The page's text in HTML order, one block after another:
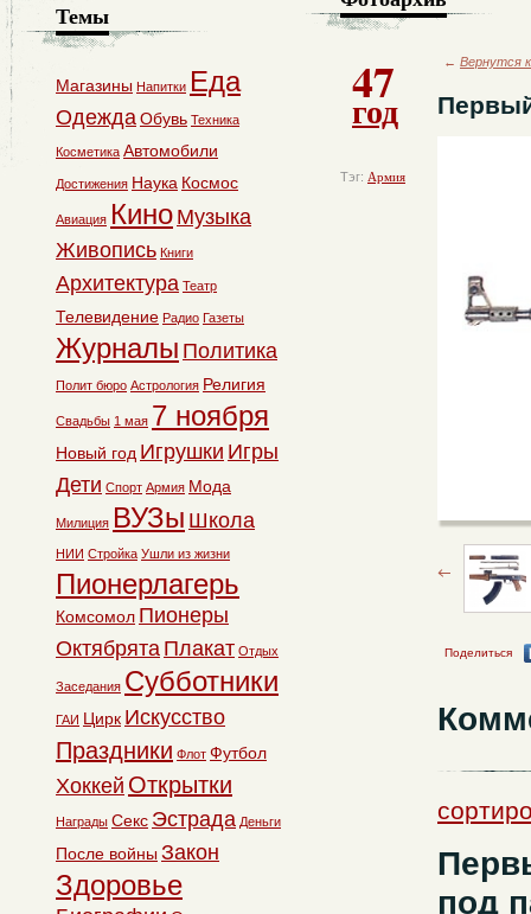
47
год
Тэг: Армия
← Вернутся
Поделиться
под
Темы
Магазины Напитки Еда
ОдеждаОбувь Техника
Косметика Автомобили
Достижения Наука Космос
Авиация Кино Музыка
Живопись Книги
Архитектура Театр
Телевидение Радио Газеты
Журналы Политика
Полит бюро Астрология Религия
Свадьбы 1 мая 7 ноября
Новый год Игрушки Игры
Дети Спорт Армия Мода
Милиция ВУЗы Школа
НИИ Стройка Ушли из жизни
Пионерлагерь
Комсомол Пионеры
Октябрята Плакат Отдых
Заседания Субботники
ГАИ Цирк Искусство
Праздники Флот Футбол
Хоккей Открытки
Награды Секс Эстрада Деньги
После войны Закон
Здоровье